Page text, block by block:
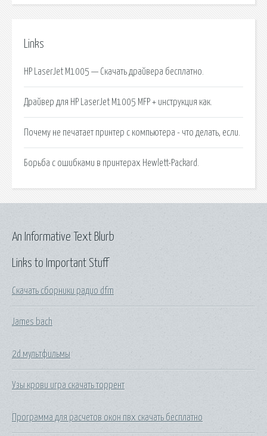
Links
HP LaserJet M1005 — Скачать драйвера бесплатно.
Драйвер для HP LaserJet M1005 MFP + инструкция как.
Почему не печатает принтер с компьютера - что делать, если.
Борьба с ошибками в принтерах Hewlett-Packard.
Links to Important Stuff
Скачать сборники радио dfm
James bach
2d мультфильмы
Узы крови игра скачать торрент
Программа для расчетов окон пвх скачать бесплатно
An Informative Text Blurb